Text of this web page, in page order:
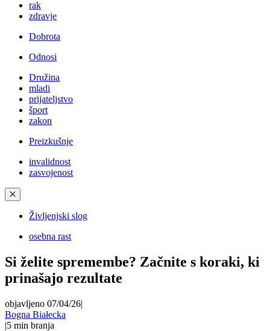
rak
zdravje
Dobrota
Odnosi
Družina
mladi
prijateljstvo
šport
zakon
Preizkušnje
invalidnost
zasvojenost
✕
Življenjski slog
osebna rast
Si želite spremembe? Začnite s koraki, ki
prinašajo rezultate
objavljeno 07/04/26|
Bogna Białecka
|5 min branja